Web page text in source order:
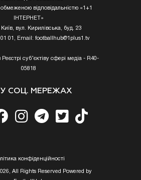
обмеженою відповідальністю «1+1
ІНТЕРНЕТ»
вул. Кирилівська, буд. 23
01 01, Email: footballhub@1plus1.tv
Реєстрі суб’єктіву сфері медіа - R40-
05818
СОЦ. МЕРЕЖАХ
конфiденцiйностi
All Rights Reserved Powered by